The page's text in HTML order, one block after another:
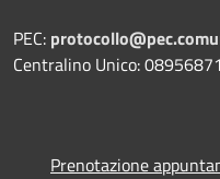
PEC:
Centralino Unico:
Prenotazione